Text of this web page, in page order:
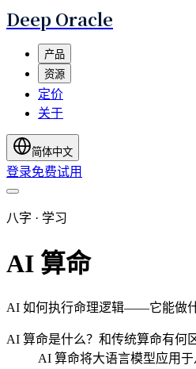
Deep Oracle
产品
资源
定价
关于
简体中文
登录免费试用
八字 · 学习
AI 算命
AI 如何执行命理逻辑——它能做
AI 算命是什么？和传统算命有何
AI 算命将大语言模型应用